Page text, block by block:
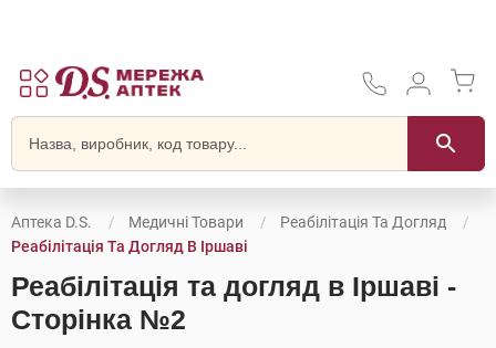
Аптека D.S. Медичні Товари
Реабілітація Та Догляд
Реабілітація Та Догляд В Іршаві
Реабілітація та догляд в Іршаві -
Сторінка №2